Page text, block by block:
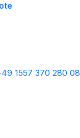
1557 370 280 08